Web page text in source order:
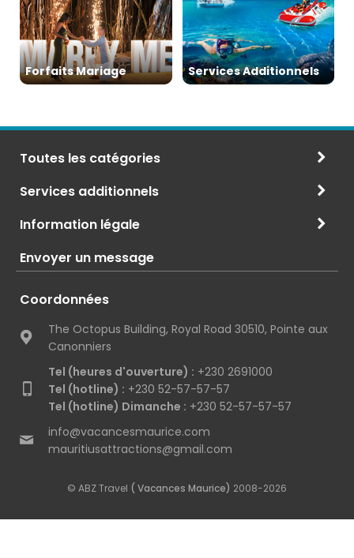
Forfaits Mariage Services Additionnels
Toutes les catégories
Services additionnels
Information légale
Envoyer un message
Coordonnées
The Octopus Building, Royal Road 30510, Pointe aux
Canonniers
Tel (heures d'ouverture) : +230 2691000
Tel (hotline) : +230 52-57-57-57
Tel (hotline) Dimanche : +230 52-57-57-57
info@vacancesmaurice.com
mauritiusattractions@gmail.com
© ABZ Travel ( Vacances Maurice) 2008-2026